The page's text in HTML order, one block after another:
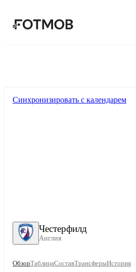
Честерфилд
Англия
Синхронизировать с календарем
ОбзорТаблицаСоставТрансферыИстория